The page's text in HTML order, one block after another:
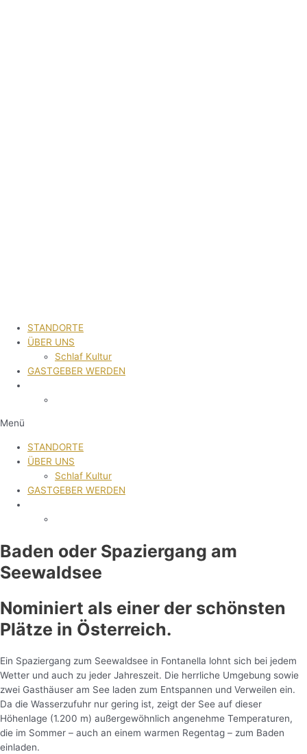
STANDORTE
ÜBER UNS
Schlaf Kultur
GASTGEBER WERDEN
Menü
STANDORTE
ÜBER UNS
Schlaf Kultur
GASTGEBER WERDEN
Baden oder Spaziergang am
Seewaldsee
Nominiert als einer der schönsten
Plätze in Österreich.
Ein Spaziergang zum Seewaldsee in Fontanella lohnt sich bei jedem
Wetter und auch zu jeder Jahreszeit. Die herrliche Umgebung sowie
zwei Gasthäuser am See laden zum Entspannen und Verweilen ein.
Da die Wasserzufuhr nur gering ist, zeigt der See auf dieser
Höhenlage (1.200 m) außergewöhnlich angenehme Temperaturen,
die im Sommer – auch an einem warmen Regentag – zum Baden
einladen.